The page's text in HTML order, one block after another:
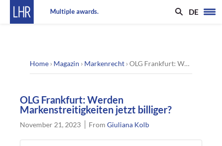
Multiple awards. DE
Home › Magazin › Markenrecht ›OLG Frankfurt: Werden Markenstreitigkeiten jetzt billiger?
OLG Frankfurt: Werden
Markenstreitigkeiten jetzt billiger?
November 21, 2023 FromGiuliana Kolb